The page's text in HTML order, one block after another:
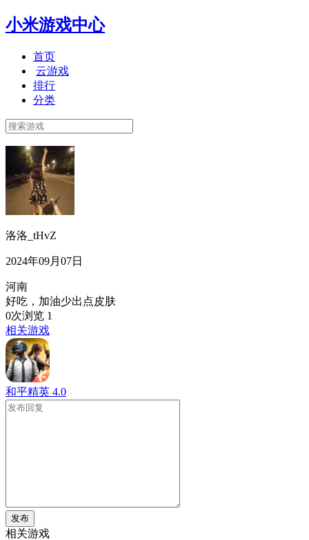
小米游戏中心
首页
云游戏
排行
分类
洛洛_tHvZ
2024年09月07日
河南
好吃，加油少出点皮肤
0次浏览 1
相关游戏
和平精英 4.0
发布
相关游戏